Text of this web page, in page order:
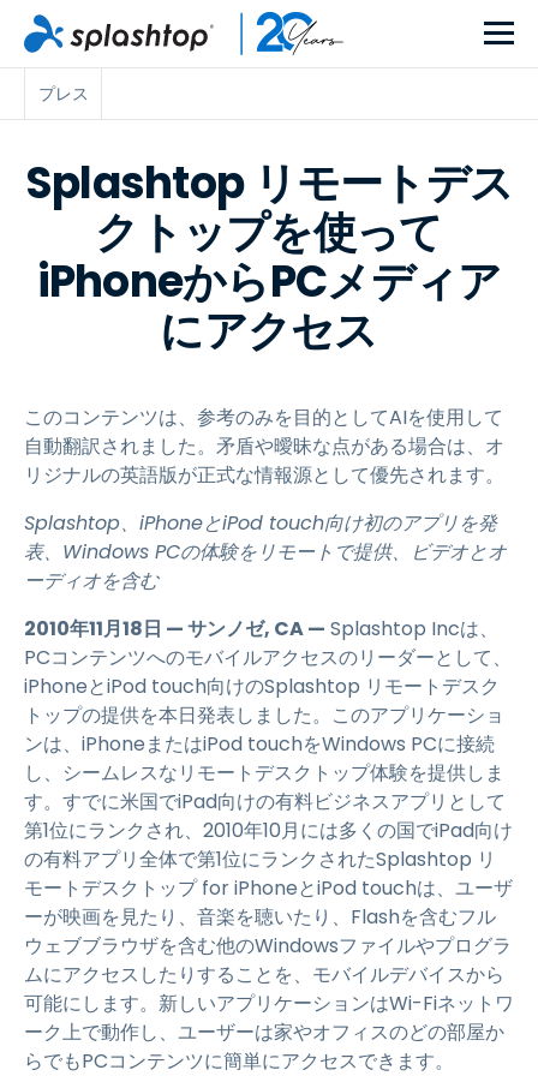
プレス
Splashtop リモートデス
クトップを使って
iPhoneからPCメディア
にアクセス
このコンテンツは、参考のみを目的としてAIを使用して
自動翻訳されました。矛盾や曖昧な点がある場合は、オ
リジナルの英語版が正式な情報源として優先されます。
Splashtop、iPhoneとiPod touch向け初のアプリを発
表、Windows PCの体験をリモートで提供、ビデオとオ
ーディオを含む
2010年11月18日 — サンノゼ, CA — Splashtop Incは、
PCコンテンツへのモバイルアクセスのリーダーとして、
iPhoneとiPod touch向けのSplashtop リモートデスク
トップの提供を本日発表しました。このアプリケーショ
ンは、iPhoneまたはiPod touchをWindows PCに接続
し、シームレスなリモートデスクトップ体験を提供しま
す。すでに米国でiPad向けの有料ビジネスアプリとして
第1位にランクされ、2010年10月には多くの国でiPad向け
の有料アプリ全体で第1位にランクされたSplashtop リ
モートデスクトップ for iPhoneとiPod touchは、ユーザ
ーが映画を見たり、音楽を聴いたり、Flashを含むフル
ウェブブラウザを含む他のWindowsファイルやプログラ
ムにアクセスしたりすることを、モバイルデバイスから
可能にします。新しいアプリケーションはWi-Fiネットワ
ーク上で動作し、ユーザーは家やオフィスのどの部屋か
らでもPCコンテンツに簡単にアクセスできます。